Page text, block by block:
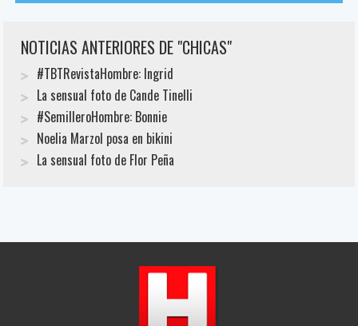
NOTICIAS ANTERIORES DE "CHICAS"
#TBTRevistaHombre: Ingrid
La sensual foto de Cande Tinelli
#SemilleroHombre: Bonnie
Noelia Marzol posa en bikini
La sensual foto de Flor Peña